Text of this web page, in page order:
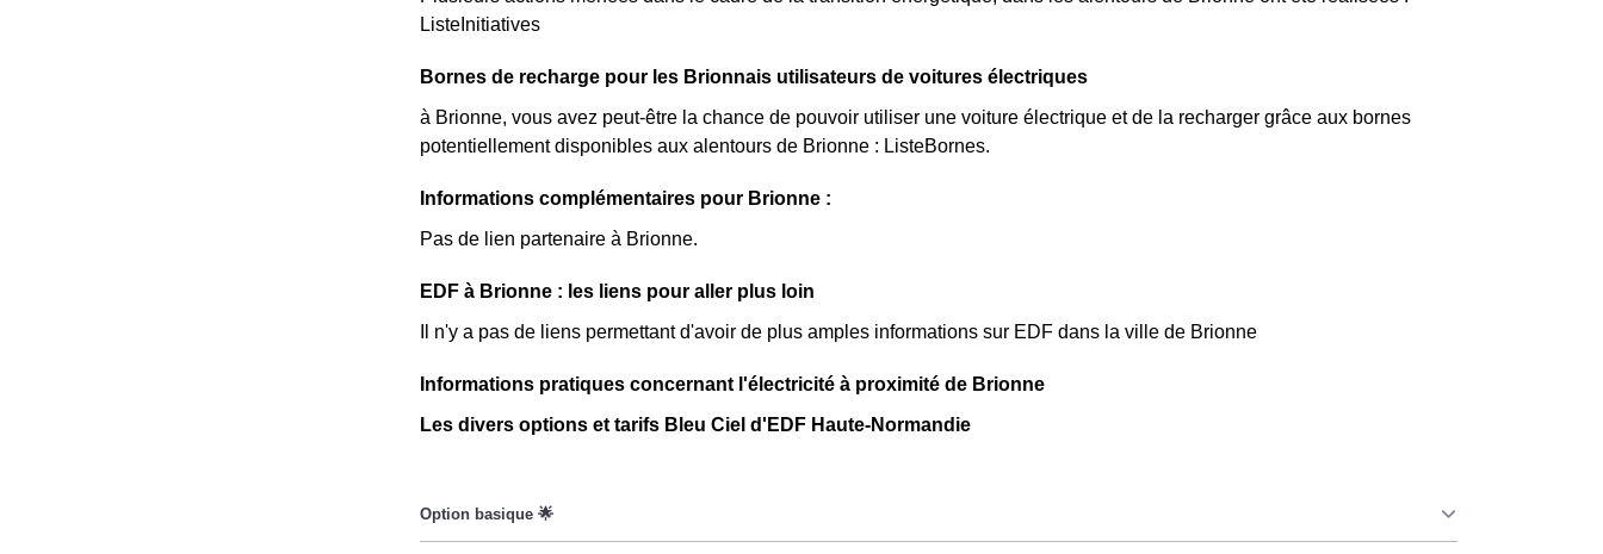
ListeInitiatives
Bornes de recharge pour les Brionnais utilisateurs de voitures électriques
à Brionne, vous avez peut-être la chance de pouvoir utiliser une voiture électrique et de la recharger grâce aux bornes
potentiellement disponibles aux alentours de Brionne : ListeBornes.
Informations complémentaires pour Brionne :
Pas de lien partenaire à Brionne.
EDF à Brionne : les liens pour aller plus loin
Il n'y a pas de liens permettant d'avoir de plus amples informations sur EDF dans la ville de Brionne
Informations pratiques concernant l'électricité à proximité de Brionne
Les divers options et tarifs Bleu Ciel d'EDF Haute-Normandie